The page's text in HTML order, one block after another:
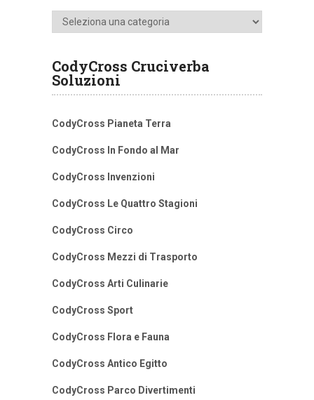
Categorie
CodyCross Cruciverba
Soluzioni
CodyCross Pianeta Terra
CodyCross In Fondo al Mar
CodyCross Invenzioni
CodyCross Le Quattro Stagioni
CodyCross Circo
CodyCross Mezzi di Trasporto
CodyCross Arti Culinarie
CodyCross Sport
CodyCross Flora e Fauna
CodyCross Antico Egitto
CodyCross Parco Divertimenti